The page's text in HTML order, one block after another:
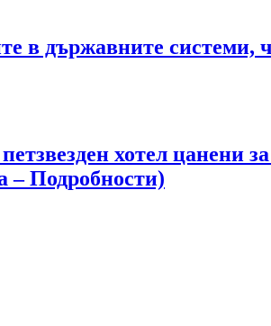
в държавните
хотел цанени
– Подробности)